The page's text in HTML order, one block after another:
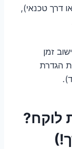
דרך טכנאי),
זמן
הגדרת
לוקח?